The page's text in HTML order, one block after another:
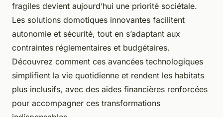
fragiles devient aujourd’hui une priorité sociétale.
Les solutions domotiques innovantes facilitent
autonomie et sécurité, tout en s’adaptant aux
contraintes réglementaires et budgétaires.
Découvrez comment ces avancées technologiques
simplifient la vie quotidienne et rendent les habitats
plus inclusifs, avec des aides financières renforcées
pour accompagner ces transformations